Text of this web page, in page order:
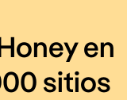
en
sitios